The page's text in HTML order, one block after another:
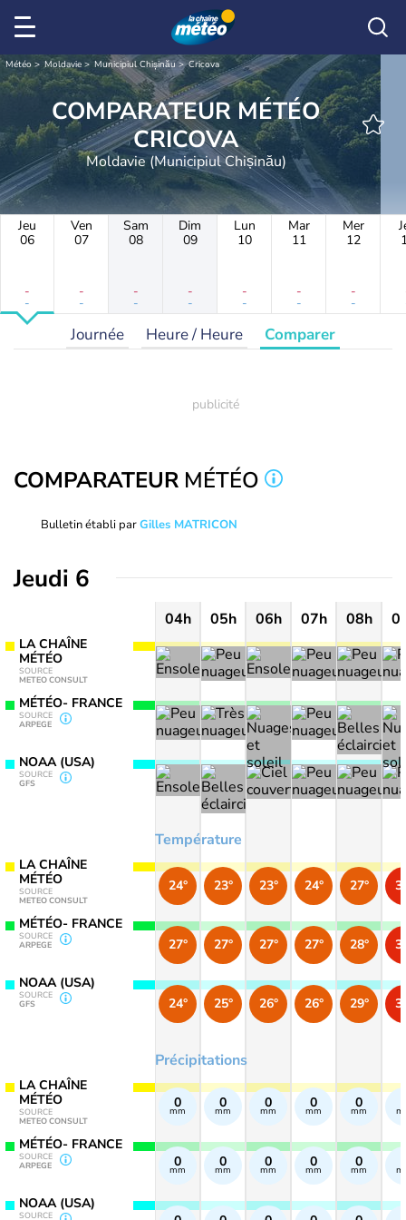
Météo Moldavie Municipiul Chișinău Cricova
COMPARATEUR MÉTÉO
CRICOVA
Moldavie (Municipiul Chișinău)
Jeu
06
-
-
Ven
07
-
-
Sam
08
-
-
Dim
09
-
-
Lun
10
-
-
Mar
11
-
-
Mer
12
-
-
Journée Heure / Heure Comparer
COMPARATEUR MÉTÉO
Bulletin établi parGilles MATRICON
Jeudi 6
LA CHAÎNE
MÉTÉO
SOURCE
METEO CONSULT
MÉTÉO- FRANCE
SOURCE
ARPEGE
NOAA (USA)
SOURCE
GFS
LA CHAÎNE
MÉTÉO
SOURCE
METEO CONSULT
MÉTÉO- FRANCE
SOURCE
ARPEGE
NOAA (USA)
SOURCE
GFS
LA CHAÎNE
MÉTÉO
SOURCE
METEO CONSULT
MÉTÉO- FRANCE
SOURCE
ARPEGE
NOAA (USA)
SOURCE
04h 05h 06h 07h 08h
Température
Précipitations
24°
27°
24°
0
mm
0
mm
23°
27°
25°
0
mm
0
mm
23°
27°
26°
0
mm
0
mm
24°
27°
26°
0
mm
0
mm
27°
28°
29°
0
mm
0
mm